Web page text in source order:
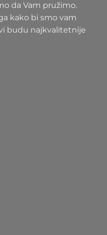
da Vam pružimo.
kako bi smo vam
budu najkvalitetnije